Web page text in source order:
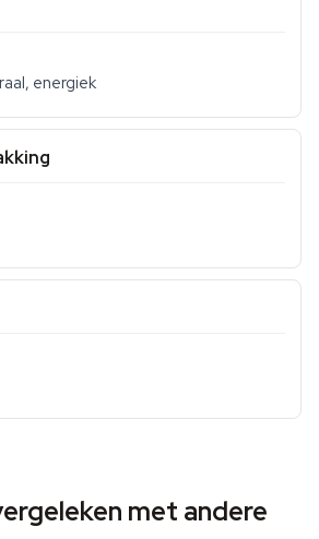
energiek
met andere